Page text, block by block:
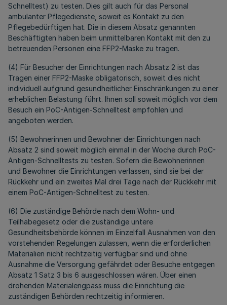
Schnelltest) zu testen. Dies gilt auch für das Personal
ambulanter Pflegedienste, soweit es Kontakt zu den
Pflegebedürftigen hat. Die in diesem Absatz genannten
Beschäftigten haben beim unmittelbaren Kontakt mit den zu
betreuenden Personen eine FFP2-Maske zu tragen.
(4) Für Besucher der Einrichtungen nach Absatz 2 ist das
Tragen einer FFP2-Maske obligatorisch, soweit dies nicht
individuell aufgrund gesundheitlicher Einschränkungen zu einer
erheblichen Belastung führt. Ihnen soll soweit möglich vor dem
Besuch ein PoC-Antigen-Schnelltest empfohlen und
angeboten werden.
(5) Bewohnerinnen und Bewohner der Einrichtungen nach
Absatz 2 sind soweit möglich einmal in der Woche durch PoC-
Antigen-Schnelltests zu testen. Sofern die Bewohnerinnen
und Bewohner die Einrichtungen verlassen, sind sie bei der
Rückkehr und ein zweites Mal drei Tage nach der Rückkehr mit
einem PoC-Antigen-Schnelltest zu testen.
(6) Die zuständige Behörde nach dem Wohn- und
Teilhabegesetz oder die zuständige untere
Gesundheitsbehörde können im Einzelfall Ausnahmen von den
vorstehenden Regelungen zulassen, wenn die erforderlichen
Materialien nicht rechtzeitig verfügbar sind und ohne
Ausnahme die Versorgung gefährdet oder Besuche entgegen
Absatz 1 Satz 3 bis 6 ausgeschlossen wären. Über einen
drohenden Materialengpass muss die Einrichtung die
zuständigen Behörden rechtzeitig informieren.